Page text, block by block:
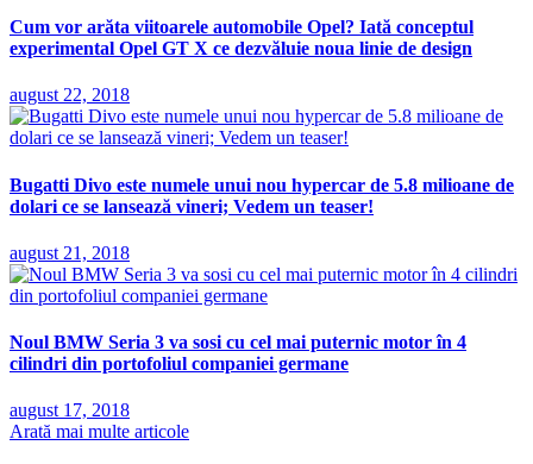
Cum vor arăta viitoarele automobile Opel? Iată conceptul
experimental Opel GT X ce dezvăluie noua linie de design
august 22, 2018
Bugatti Divo este numele unui nou hypercar de 5.8 milioane de
dolari ce se lansează vineri; Vedem un teaser!
august 21, 2018
Noul BMW Seria 3 va sosi cu cel mai puternic motor în 4
cilindri din portofoliul companiei germane
august 17, 2018
Arată mai multe articole